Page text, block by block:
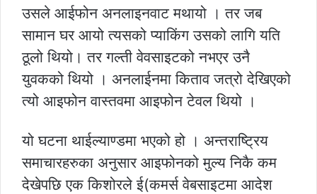
उसले आईफोन अनलाइनवाट मथायो । तर जब
सामान घर आयो त्यसको प्याकिंग उसको लागि यति
ठूलो थियो। तर गल्ती वेवसाइटको नभएर उनै
युवकको थियो । अनलाईनमा किताव जत्रो देखिएको
त्यो आइफोन वास्तवमा आइफोन टेवल थियो ।
यो घटना थाईल्याण्डमा भएको हो । अन्तराष्ट्रिय
समाचारहरुका अनुसार आइफोनको मुल्य निकै कम
देखेपछि एक किशोरले ई(कमर्स वेबसाइटमा आदेश